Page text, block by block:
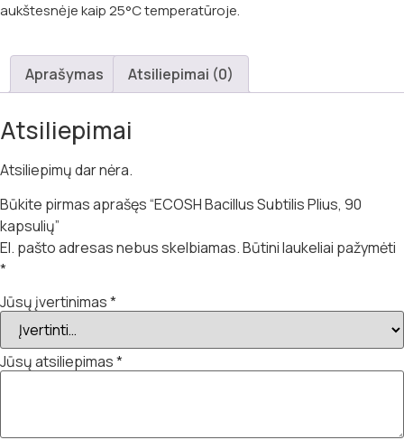
aukštesnėje kaip 25°C temperatūroje.
Aprašymas Atsiliepimai (0)
Atsiliepimai
Atsiliepimų dar nėra.
Būkite pirmas aprašęs “ECOSH Bacillus Subtilis Plius, 90
kapsulių”
El. pašto adresas nebus skelbiamas.Būtini laukeliai pažymėti
*
Jūsų įvertinimas*
Jūsų atsiliepimas*